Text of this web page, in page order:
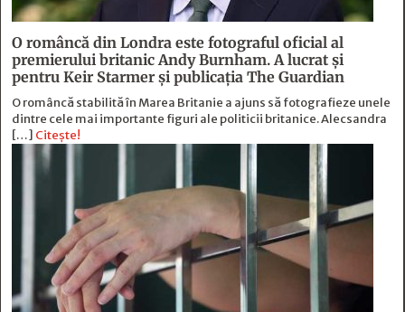
O româncă din Londra este fotograful oficial al
premierului britanic Andy Burnham. A lucrat și
pentru Keir Starmer și publicația The Guardian
O româncă stabilită în Marea Britanie a ajuns să fotografieze unele
dintre cele mai importante figuri ale politicii britanice. Alecsandra
[…] Citește!